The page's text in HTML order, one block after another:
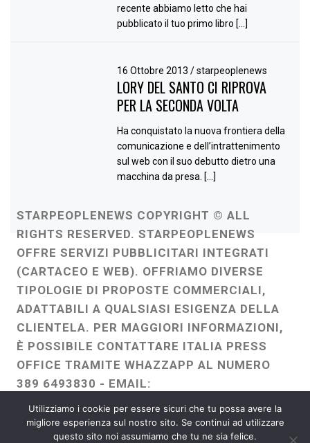
recente abbiamo letto che hai
pubblicato il tuo primo libro […]
16 Ottobre 2013/ starpeoplenews
LORY DEL SANTO CI RIPROVA
PER LA SECONDA VOLTA
Ha conquistato la nuova frontiera della
comunicazione e dell’intrattenimento
sul web con il suo debutto dietro una
macchina da presa. […]
STARPEOPLENEWS COPYRIGHT © ALL
RIGHTS RESERVED. STARPEOPLENEWS
OFFRE SERVIZI PUBBLICITARI INTEGRATI
(CARTACEO E WEB). OFFRIAMO DIVERSE
TIPOLOGIE DI PROPOSTE COMMERCIALI,
ADATTABILI A QUALSIASI ESIGENZA DELLA
CLIENTELA. PER MAGGIORI INFORMAZIONI,
È POSSIBILE CONTATTARE ITALIA PRESS
OFFICE TRAMITE WHAZZAPP AL NUMERO
389 6493830 - EMAIL:
ITALIAPRESSOFFICE@GMAIL.COM
WEBMASTER :FRANCESCO GENTILE
FREELANCE
Utilizziamo i cookie per essere sicuri che tu possa avere la
migliore esperienza sul nostro sito. Se continui ad utilizzare
questo sito noi assumiamo che tu ne sia felice.